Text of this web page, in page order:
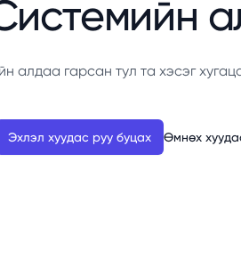
алдаа гарсан тул та хэсэг
Эхлэл хуудас руу буцах Өмнөх